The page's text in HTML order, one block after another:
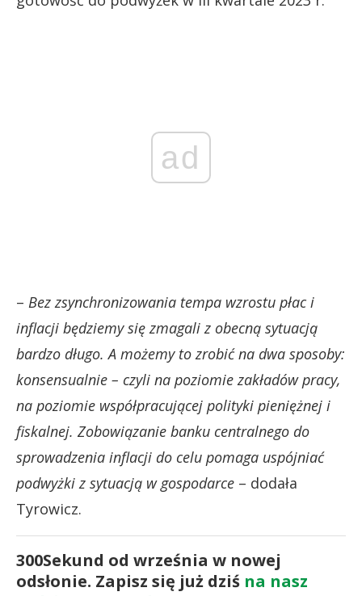
ad
– Bez zsynchronizowania tempa wzrostu płac i
inflacji będziemy się zmagali z obecną sytuacją
bardzo długo. A możemy to zrobić na dwa sposoby:
konsensualnie – czyli na poziomie zakładów pracy,
na poziomie współpracującej polityki pieniężnej i
fiskalnej. Zobowiązanie banku centralnego do
sprowadzenia inflacji do celu pomaga uspójniać
podwyżki z sytuacją w gospodarce – dodała
Tyrowicz.
300Sekund od września w nowej
odsłonie. Zapisz się już dziś na nasz